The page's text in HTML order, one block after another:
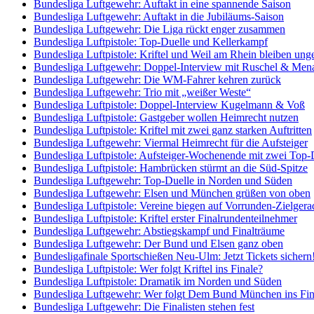
Bundesliga Luftgewehr: Auftakt in eine spannende Saison
Bundesliga Luftgewehr: Auftakt in die Jubiläums-Saison
Bundesliga Luftgewehr: Die Liga rückt enger zusammen
Bundesliga Luftpistole: Top-Duelle und Kellerkampf
Bundesliga Luftpistole: Kriftel und Weil am Rhein bleiben
Bundesliga Luftgewehr: Doppel-Interview mit Ruschel &
Bundesliga Luftgewehr: Die WM-Fahrer kehren zurück
Bundesliga Luftgewehr: Trio mit „weißer Weste“
Bundesliga Luftpistole: Doppel-Interview Kugelmann & Voß
Bundesliga Luftpistole: Gastgeber wollen Heimrecht nutzen
Bundesliga Luftpistole: Kriftel mit zwei ganz starken Auftritten
Bundesliga Luftgewehr: Viermal Heimrecht für die Aufsteiger
Bundesliga Luftpistole: Aufsteiger-Wochenende mit zwei Top-
Bundesliga Luftpistole: Hambrücken stürmt an die Süd-Spitze
Bundesliga Luftgewehr: Top-Duelle in Norden und Süden
Bundesliga Luftgewehr: Elsen und München grüßen von oben
Bundesliga Luftpistole: Vereine biegen auf Vorrunden-
Bundesliga Luftpistole: Kriftel erster Finalrundenteilnehmer
Bundesliga Luftgewehr: Abstiegskampf und Finalträume
Bundesliga Luftgewehr: Der Bund und Elsen ganz oben
Bundesligafinale Sportschießen Neu-Ulm: Jetzt Tickets sichern!
Bundesliga Luftpistole: Wer folgt Kriftel ins Finale?
Bundesliga Luftpistole: Dramatik im Norden und Süden
Bundesliga Luftgewehr: Wer folgt Dem Bund München ins
Bundesliga Luftgewehr: Die Finalisten stehen fest